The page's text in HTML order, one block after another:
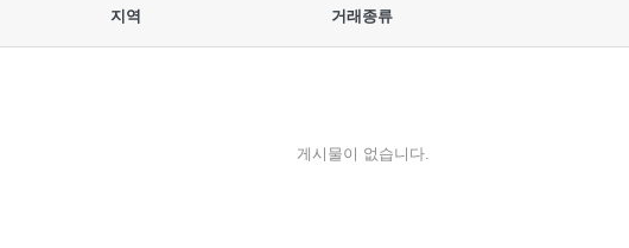
지역 거래종류
게시물이 없습니다.